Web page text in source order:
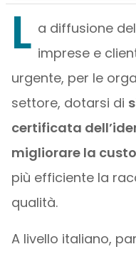
L a diffusione
imprese e
urgente, per le
settore, dotarsi di
certificata
migliorare la
più efficiente la
qualità.
A livello italiano,